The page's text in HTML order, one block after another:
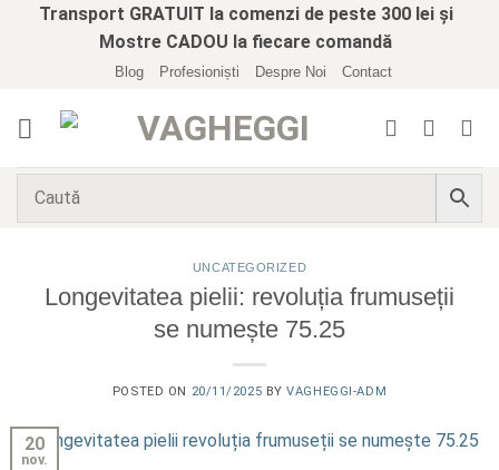
Transport GRATUIT la comenzi de peste 300 lei și
Mostre CADOU la fiecare comandă
Blog Profesioniști Despre Noi Contact
UNCATEGORIZED
Longevitatea pielii: revoluția frumuseții
se numește 75.25
POSTED ON 20/11/2025 BYVAGHEGGI-ADM
20
nov.